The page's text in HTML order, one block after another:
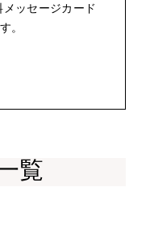
ッセージカード
。
覧